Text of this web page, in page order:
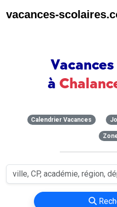
vacances-
à
Calendrier Vacances